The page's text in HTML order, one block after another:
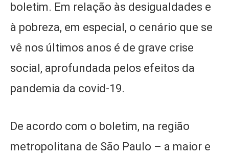
boletim. Em relação às desigualdades e
à pobreza, em especial, o cenário que se
vê nos últimos anos é de grave crise
social, aprofundada pelos efeitos da
pandemia da covid-19.
De acordo com o boletim, na região
metropolitana de São Paulo – a maior e